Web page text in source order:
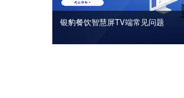
银豹餐饮智慧屏TV端常见问题